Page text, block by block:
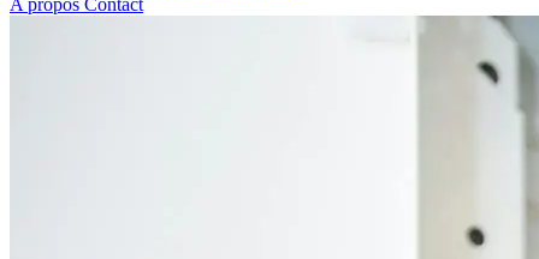
A propos Contact